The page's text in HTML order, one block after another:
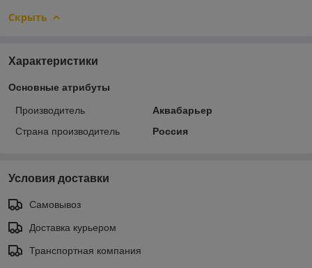
Скрыть
Характеристики
Основные атрибуты
Производитель
Аквабарьер
Страна производитель
Россия
Условия доставки
Самовывоз
Доставка курьером
Транспортная компания